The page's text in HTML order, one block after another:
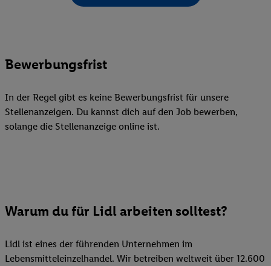
Bewerbungsfrist
In der Regel gibt es keine Bewerbungsfrist für unsere
Stellenanzeigen. Du kannst dich auf den Job bewerben,
solange die Stellenanzeige online ist.
Warum du für Lidl arbeiten solltest?
Lidl ist eines der führenden Unternehmen im
Lebensmitteleinzelhandel. Wir betreiben weltweit über 12.600